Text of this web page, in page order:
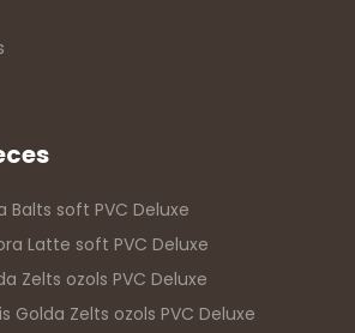
Balts soft PVC Deluxe
Latte soft PVC Deluxe
Zelts ozols PVC Deluxe
Golda Zelts ozols PVC Deluxe